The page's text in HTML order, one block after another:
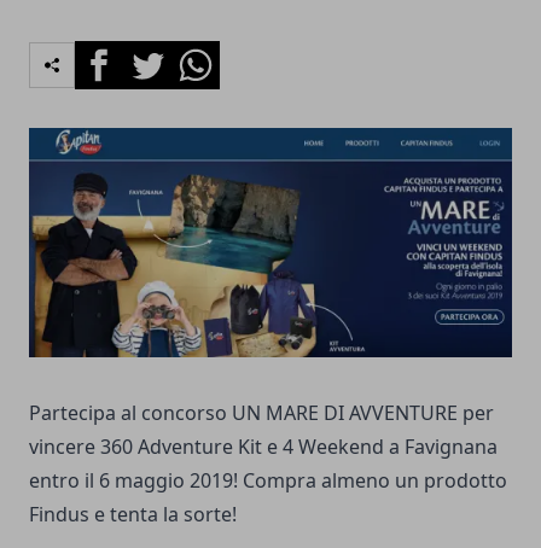
FacebookTwitterWhatsapp
Partecipa al concorso UN MARE DI AVVENTURE per
vincere 360 Adventure Kit e 4 Weekend a Favignana
entro il 6 maggio 2019! Compra almeno un prodotto
Findus e tenta la sorte!